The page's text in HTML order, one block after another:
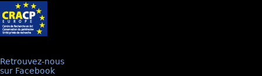
Retrouvez-nous
sur Facebook